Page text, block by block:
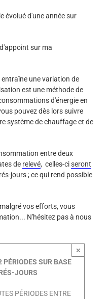
évolué d'une année sur
sur ma
une variation de
est une méthode de
d'énergie en
pouvez dès lors suivre
système de chauffage et de
entre deux
de relevé, celles-ciseront
jours ; ce qui rend possible
vos efforts, vous
N'hésitez pas à nous
PÉRIODES SUR BASE
JOURS
PÉRIODES ENTRE
×